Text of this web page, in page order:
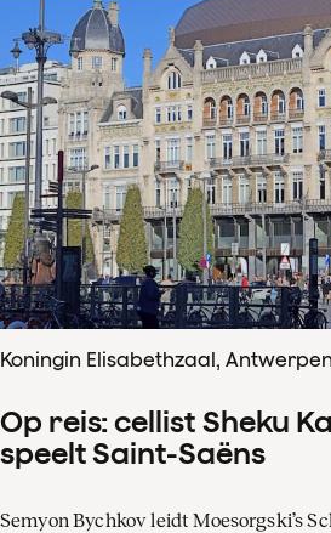
Koningin Elisabethzaal, Antwerpen
Op reis: cellist Sheku
speelt Saint-Saëns
Semyon Bychkov leidt Moesorgski’s